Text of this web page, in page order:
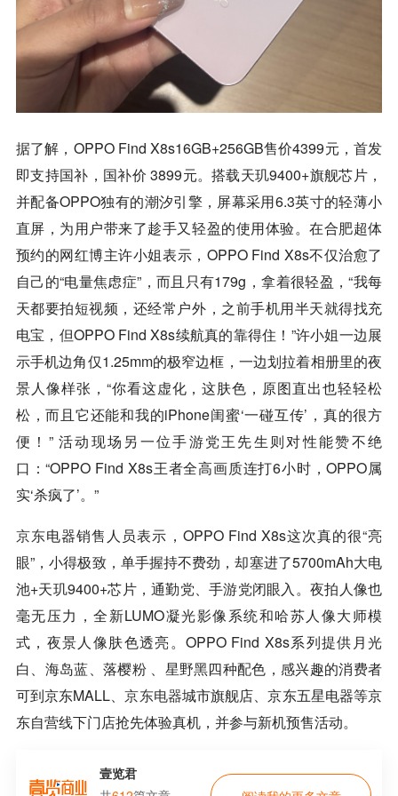
据了解，OPPO Find X8s16GB+256GB售价4399元，首发
即支持国补，国补价 3899元。搭载天玑9400+旗舰芯片，
并配备OPPO独有的潮汐引擎，屏幕采用6.3英寸的轻薄小
直屏，为用户带来了趁手又轻盈的使用体验。在合肥超体
预约的网红博主许小姐表示，OPPO Find X8s不仅治愈了
自己的“电量焦虑症”，而且只有179g，拿着很轻盈，“我每
天都要拍短视频，还经常户外，之前手机用半天就得找充
电宝，但OPPO Find X8s续航真的靠得住！”许小姐一边展
示手机边角仅1.25mm的极窄边框，一边划拉着相册里的夜
景人像样张，“你看这虚化，这肤色，原图直出也轻轻松
松，而且它还能和我的iPhone闺蜜‘一碰互传’，真的很方
便！” 活动现场另一位手游党王先生则对性能赞不绝
口：“OPPO Find X8s王者全高画质连打6小时，OPPO属
实‘杀疯了’。”
京东电器销售人员表示，OPPO Find X8s这次真的很“亮
眼”，小得极致，单手握持不费劲，却塞进了5700mAh大电
池+天玑9400+芯片，通勤党、手游党闭眼入。夜拍人像也
毫无压力，全新LUMO凝光影像系统和哈苏人像大师模
式，夜景人像肤色透亮。OPPO Find X8s系列提供月光
白、海岛蓝、落樱粉 、星野黑四种配色，感兴趣的消费者
可到京东MALL、京东电器城市旗舰店、京东五星电器等京
东自营线下门店抢先体验真机，并参与新机预售活动。
壹览君